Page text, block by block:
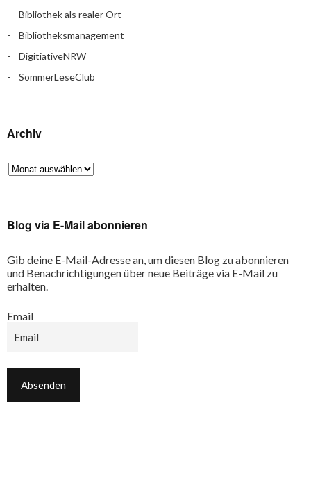
Bibliothek als realer Ort
Bibliotheksmanagement
DigitiativeNRW
SommerLeseClub
Archiv
Blog via E-Mail abonnieren
Gib deine E-Mail-Adresse an, um diesen Blog zu abonnieren
und Benachrichtigungen über neue Beiträge via E-Mail zu
erhalten.
Email